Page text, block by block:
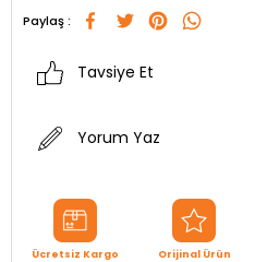
Paylaş :
Tavsiye Et
Yorum Yaz
Ücretsiz Kargo
Orijinal Ürün